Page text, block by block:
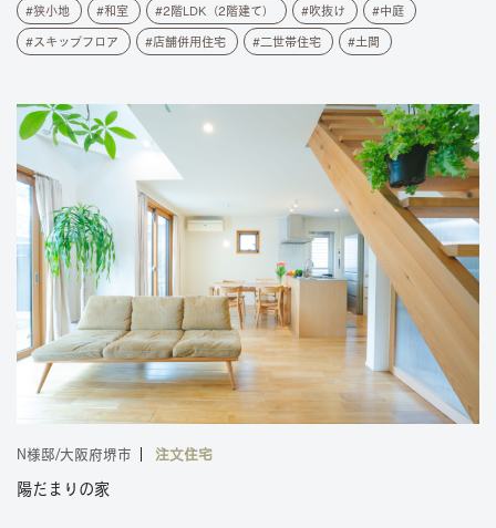
狭小地 和室 2階LDK（2階建て） 吹抜け 中庭
スキップフロア 店舗併用住宅 二世帯住宅 土間
N様邸/大阪府堺市 注文住宅
陽だまりの家